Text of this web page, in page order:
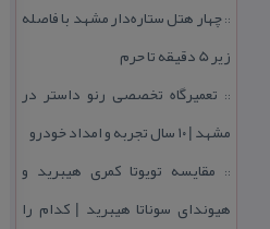
::چهار هتل‌ ستاره‌دار مشهد با فاصله
زیر 5 دقیقه تا حرم
:: تعمیرگاه تخصصی رنو داستر در
مشهد | ۱۰ سال تجربه و امداد خودرو
:: مقایسه تویوتا كمری هیبرید و
هیوندای سوناتا هیبرید | كدام را